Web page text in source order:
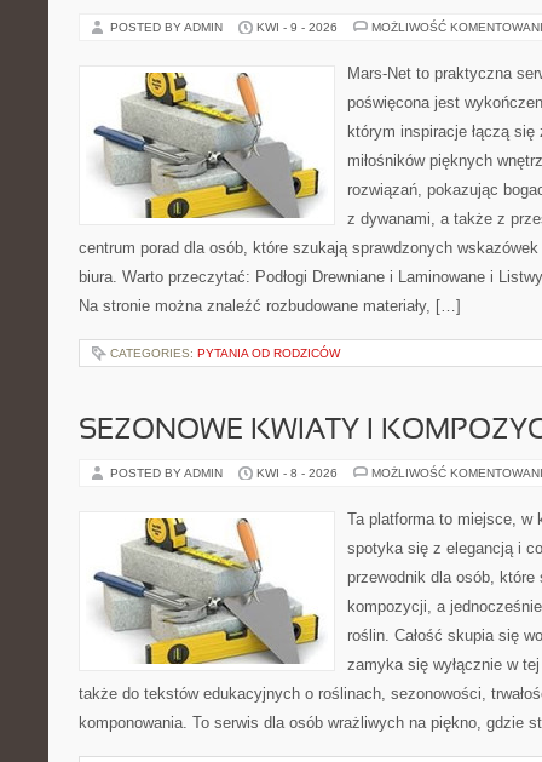
POSTED BY ADMIN KWI - 9 - 2026 MOŻLIWOŚĆ
Mars-Net to praktyczna
poświęcona jest
którym inspiracje łączą
miłośników pięknych
rozwiązań, pokazując
z dywanami, a także z
centrum porad dla osób, które szukają sprawdzonych
biura. Warto przeczytać: Podłogi Drewniane i Laminowane i
Na stronie można znaleźć rozbudowane materiały, […]
CATEGORIES: PYTANIA OD RODZICÓW
SEZONOWE KWIATY I
POSTED BY ADMIN KWI - 8 - 2026 MOŻLIWOŚĆ
Ta platforma to miejsce, w
spotyka się z elegancją i
przewodnik dla osób, które
kompozycji, a
roślin. Całość skupia się
zamyka się wyłącznie w
także do tekstów edukacyjnych o roślinach, sezonowości,
komponowania. To serwis dla osób wrażliwych na piękno, gdzie